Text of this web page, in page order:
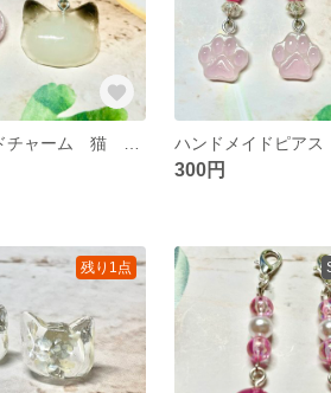
300円
残り1点